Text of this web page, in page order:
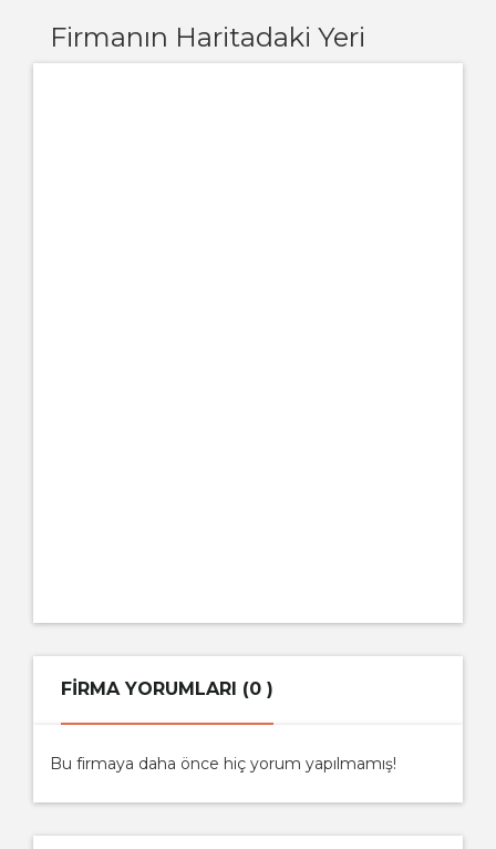
Firmanın Haritadaki Yeri
FIRMA YORUMLARI (0 )
Bu firmaya daha önce hiç yorum yapılmamış!